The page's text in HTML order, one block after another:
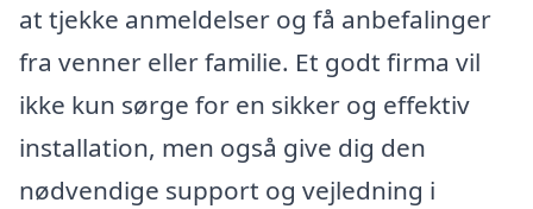
at tjekke anmeldelser og få anbefalinger
fra venner eller familie. Et godt firma vil
ikke kun sørge for en sikker og effektiv
installation, men også give dig den
nødvendige support og vejledning i